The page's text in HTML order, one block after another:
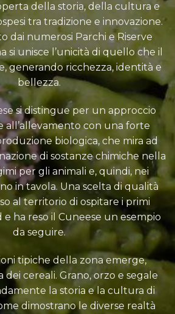
della storia, della cultura e
tra tradizione e innovazione.
dai numerosi Parchi e Riserve
si unisce l’unicità di quello che il
generando ricchezza, identità e
bellezza.
si distingue per un approccio
all’allevamento con una forte
biologica, che mira ad
di sostanze chimiche nella
per gli animali e, quindi, nei
in tavola. Una scelta di qualità
al territorio di ospitare i primi
e ha reso il Cuneese un esempio
da seguire.
tipiche della zona emerge,
dei cereali. Grano, orzo e segale
la storia e la cultura di
dimostrano le diverse realtà